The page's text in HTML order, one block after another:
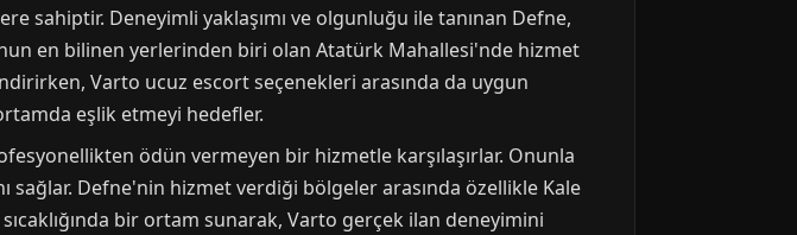
sahiptir. Deneyimli yaklaşımı ve olgunluğu ile tanınan Defne,
en bilinen yerlerinden biri olan Atatürk Mahallesi'nde hizmet
Varto ucuz escort seçenekleri arasında da uygun
eşlik etmeyi hedefler.
ödün vermeyen bir hizmetle karşılaşırlar. Onunla
Defne'nin hizmet verdiği bölgeler arasında özellikle Kale
bir ortam sunarak, Varto gerçek ilan deneyimini